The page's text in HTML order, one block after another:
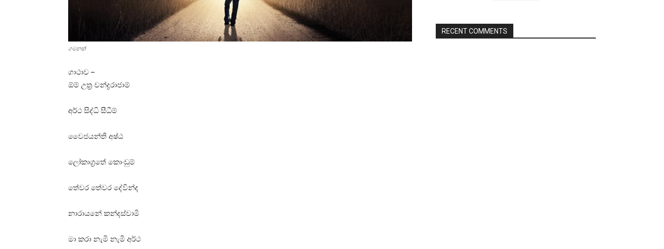
ගමනක්‌
ගාථාව –
ඕම් උත්‍ර චන්ද්‍රරාජාම්
අර්ථ සිද්ධි සීධීම්
වෛජයන්ති අෂ්ඨ
ලෝකාග්‍රතේ කොංඩුම්
තේවර තේවර දේවින්ද
නාරායනේ කන්දස්‌වාමි
මා කරා නැමි නැමි අර්ථ
RECENT COMMENTS